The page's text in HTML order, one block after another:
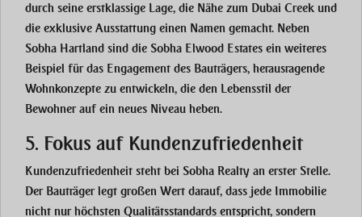
durch seine erstklassige Lage, die Nähe zum Dubai Creek und
die exklusive Ausstattung einen Namen gemacht. Neben
Sobha Hartland sind die Sobha Elwood Estates ein weiteres
Beispiel für das Engagement des Bauträgers, herausragende
Wohnkonzepte zu entwickeln, die den Lebensstil der
Bewohner auf ein neues Niveau heben.
5. Fokus auf Kundenzufriedenheit
Kundenzufriedenheit steht bei Sobha Realty an erster Stelle.
Der Bauträger legt großen Wert darauf, dass jede Immobilie
nicht nur höchsten Qualitätsstandards entspricht, sondern